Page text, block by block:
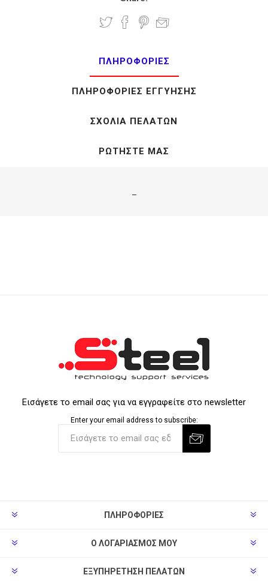
ΠΛΗΡΟΦΟΡΊΕΣ
ΠΛΗΡΟΦΟΡΊΕΣ ΕΓΓΎΗΣΗΣ
ΣΧΌΛΙΑ ΠΕΛΑΤΏΝ
ΡΩΤΉΣΤΕ ΜΑΣ
Εισάγετε το email σας για να εγγραφείτε στο newsletter
Enter your email address to subscribe:
ΠΛΗΡΟΦΟΡΊΕΣ
Ο ΛΟΓΑΡΙΑΣΜΌΣ ΜΟΥ
ΕΞΥΠΗΡΈΤΗΣΗ ΠΕΛΑΤΏΝ